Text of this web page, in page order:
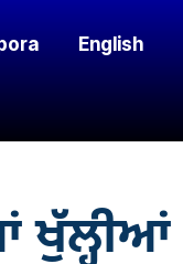
English
ਖੁੱਲ੍ਹੀਆਂ